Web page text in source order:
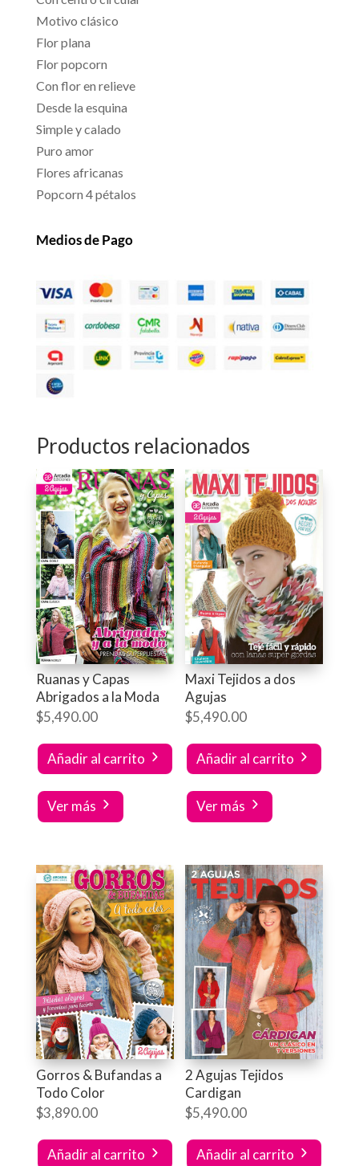
Motivo clásico
Flor plana
Flor popcorn
Con flor en relieve
Desde la esquina
Simple y calado
Puro amor
Flores africanas
Popcorn 4 pétalos
Medios de Pago
Productos relacionados
Ruanas y Capas
Abrigados a la Moda
$5,490.00
Añadir al carrito
Ver más
Maxi Tejidos a dos
Agujas
$5,490.00
Añadir al carrito
Ver más
Gorros & Bufandas a
Todo Color
$3,890.00
Añadir al carrito
2 Agujas Tejidos
Cardigan
$5,490.00
Añadir al carrito